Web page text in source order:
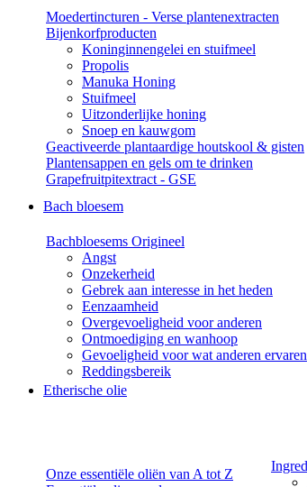
Moedertincturen - Verse plantenextracten
Bijenkorfproducten
Koninginnengelei en stuifmeel
Propolis
Manuka Honing
Stuifmeel
Uitzonderlijke honing
Snoep en kauwgom
Geactiveerde plantaardige houtskool & gisten
Plantensappen en gels om te drinken
Grapefruitpitextract - GSE
Bach bloesem
Bachbloesems Origineel
Angst
Onzekerheid
Gebrek aan interesse in het heden
Eenzaamheid
Overgevoeligheid voor anderen
Ontmoediging en wanhoop
Gevoeligheid voor wat anderen ervaren
Reddingsbereik
Etherische olie
Onze essentiële oliën van A tot Z